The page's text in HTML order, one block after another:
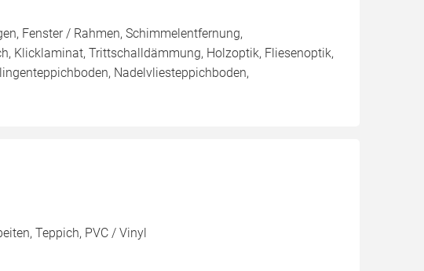
Fenster / Rahmen, Schimmelentfernung,
Klicklaminat, Trittschalldämmung, Holzoptik, Fliesenoptik,
Nadelvliesteppichboden,
Teppich, PVC / Vinyl